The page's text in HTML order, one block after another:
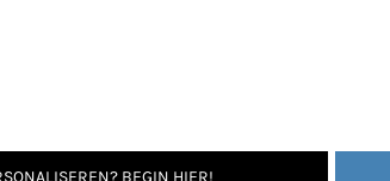
BEGIN HIER!